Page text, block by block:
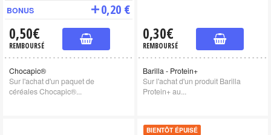
BONUS 0,20 €
0,50€
REMBOURSÉ
Chocapic®
Sur l'achat d'un paquet de
céréales Chocapic®...
0,30€
REMBOURSÉ
Barilla - Protein+
Sur l'achat d'un produit Barilla
Protein+ au...
BIENTÔT ÉPUISÉ